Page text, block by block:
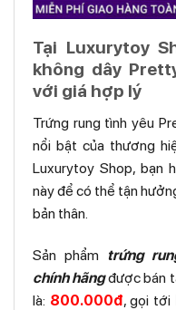
Tại Luxurytoy
không dây
với giá hợp lý
Trứng rung tình yêu
nổi bật của thương
Luxurytoy Shop, bạn
này để có thể tận
bản thân.
Sản phẩm trứng
chính hãngđược bán
là: 800.000đ, gọi tới